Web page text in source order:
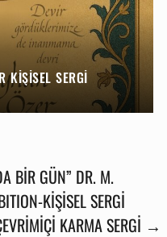
KIŞISEL SERGI
BİR GÜN” DR. M.
KİŞİSEL SERGİ
KARMA SERGI →